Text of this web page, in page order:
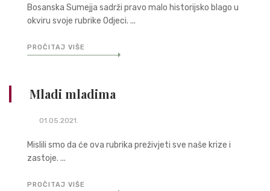
Bosanska Sumejja sadrži pravo malo historijsko blago u
okviru svoje rubrike Odjeci. ...
PROČITAJ VIŠE
Mladi mladima
01.05.2021.
Mislili smo da će ova rubrika preživjeti sve naše krize i
zastoje. ...
PROČITAJ VIŠE